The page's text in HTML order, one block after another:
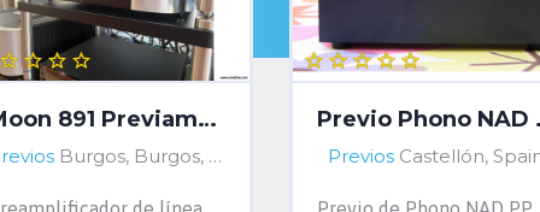
Moon 891 Previamplificador - Pre
Burgos, Burgos, Spain Previos Castellón,